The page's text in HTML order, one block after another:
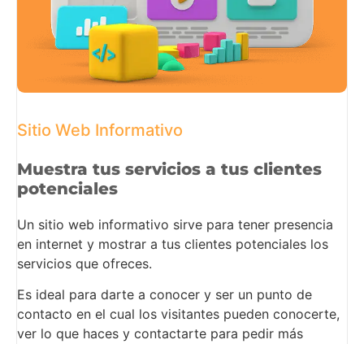
Sitio Web Informativo
Muestra tus servicios a tus clientes
potenciales
Un sitio web informativo sirve para tener presencia
en internet y mostrar a tus clientes potenciales los
servicios que ofreces.
Es ideal para darte a conocer y ser un punto de
contacto en el cual los visitantes pueden conocerte,
ver lo que haces y contactarte para pedir más